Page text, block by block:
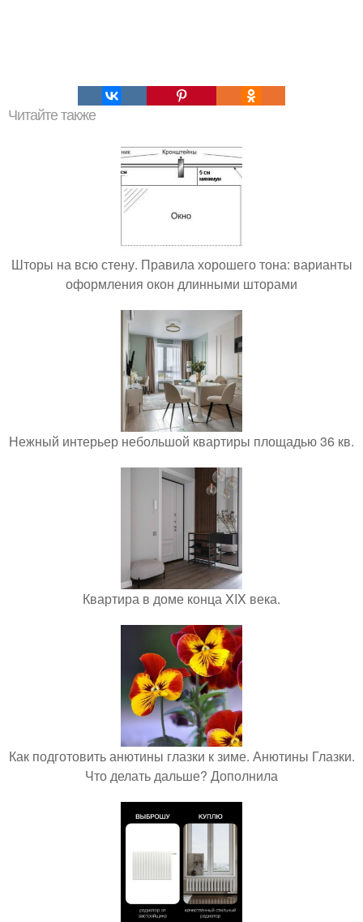
Читайте также
Шторы на всю стену. Правила хорошего тона: варианты
оформления окон длинными шторами
Нежный интерьер небольшой квартиры площадью 36 кв.
Квартира в доме конца XIX века.
Как подготовить анютины глазки к зиме. Анютины Глазки.
Что делать дальше? Дополнила